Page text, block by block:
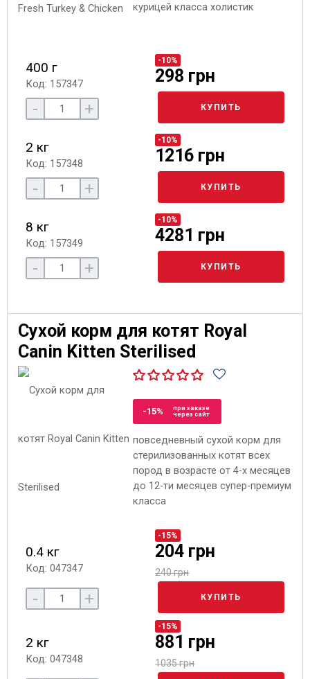
курицей класса холистик
400 г
Код: 157347
-10%
298 грн
- + КУПИТЬ
2 кг
Код: 157348
-10%
1216 грн
- + КУПИТЬ
8 кг
Код: 157349
-10%
4281 грн
- + КУПИТЬ
Сухой корм для котят Royal
Canin Kitten Sterilised
-15%
при заказе
через сайт
повседневный сухой корм для
стерилизованных котят всех
пород в возрасте от 4-х месяцев
до 12-ти месяцев супер-премиум
класса
0.4 кг
Код: 047347
-15%
204 грн
240 грн
- + КУПИТЬ
2 кг
Код: 047348
-15%
881 грн
1035 грн